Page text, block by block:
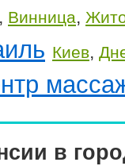
, Винница,
Киев,
в